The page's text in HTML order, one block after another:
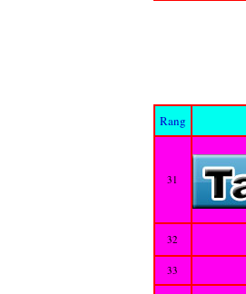
Rang
31
32
33